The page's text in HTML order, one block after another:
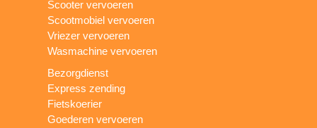
Scooter vervoeren
Scootmobiel vervoeren
Vriezer vervoeren
Wasmachine vervoeren
Bezorgdienst
Express zending
Fietskoerier
Goederen vervoeren